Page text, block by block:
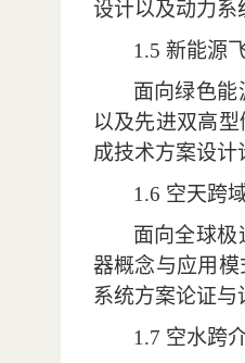
设计以及动力系
1.5 新能源
面向绿色
以及先进双高
成技术方案设计
1.6 空天跨
面向全球
器概念与应用
系统方案论证与
1.7 空水跨